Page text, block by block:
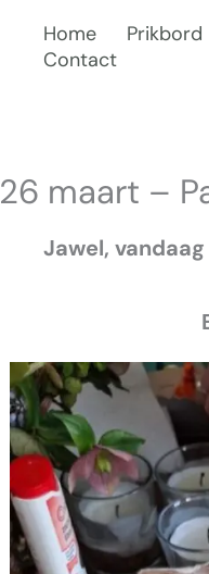
Home Prikbord
Contact
26 maart –
Jawel,